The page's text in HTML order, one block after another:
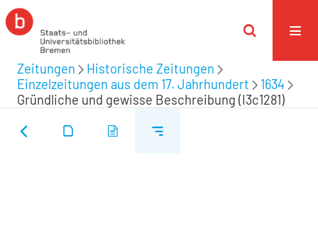
Zeitungen
Historische Zeitungen
Einzelzeitungen aus dem 17. Jahrhundert
1634
Gründliche und gewisse Beschreibung (I3c1281)